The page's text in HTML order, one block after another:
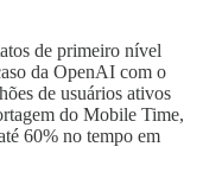
de primeiro nível
da OpenAI com o
de usuários ativos
do Mobile Time,
60% no tempo em